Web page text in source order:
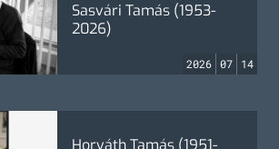
Sasvári Tamás (1953-
2026)
2026 07 14
Horváth Tamás (1951-